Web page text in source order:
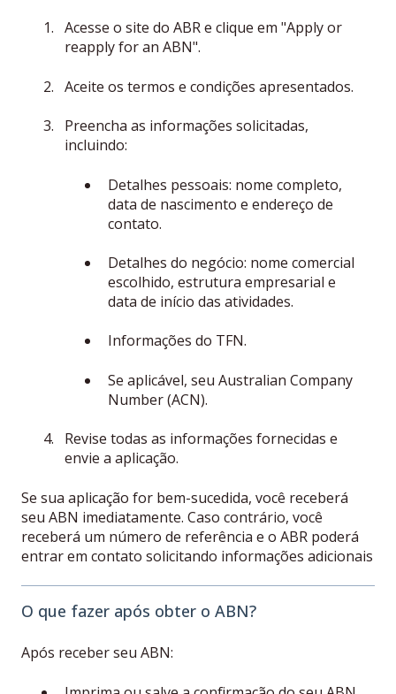
Acesse o site do ABR e clique em "Apply or
reapply for an ABN".
Aceite os termos e condições apresentados.
Preencha as informações solicitadas,
incluindo:
Detalhes pessoais: nome completo,
data de nascimento e endereço de
contato.
Detalhes do negócio: nome comercial
escolhido, estrutura empresarial e
data de início das atividades.
Informações do TFN.
Se aplicável, seu Australian Company
Number (ACN).
Revise todas as informações fornecidas e
envie a aplicação.
Se sua aplicação for bem-sucedida, você receberá
seu ABN imediatamente. Caso contrário, você
receberá um número de referência e o ABR poderá
entrar em contato solicitando informações adicionais
O que fazer após obter o ABN?
Após receber seu ABN: